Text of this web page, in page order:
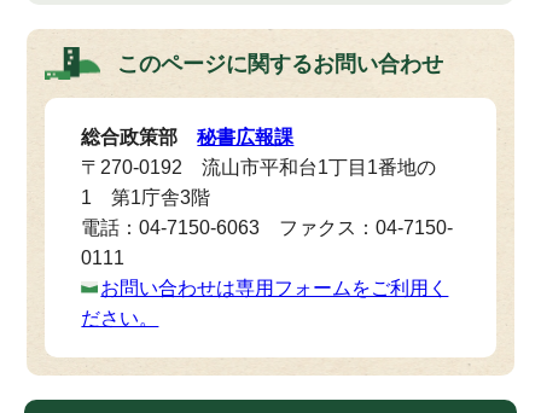
このページに関するお問い合わせ
総合政策部秘書広報課
〒270-0192 流山市平和台1丁目1番地の
1 第1庁舎3階
電話：04-7150-6063 ファクス：04-7150-
0111
お問い合わせは専用フォームをご利用く
ださい。